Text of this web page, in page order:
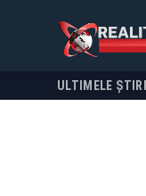
ULTIMELE ȘTIRI